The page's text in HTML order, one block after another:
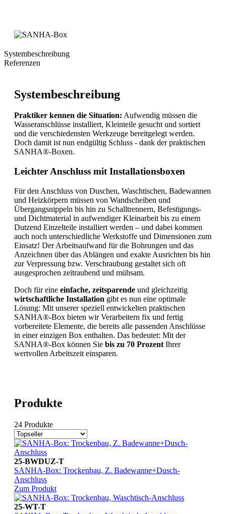
Systembeschreibung
Referenzen
Systembeschreibung
Praktiker kennen die Situation: Aufwendig müssen die
Wasseranschlüsse installiert, Kleinteile gesucht und sortiert
und die verschiedensten Werkzeuge bereitgelegt werden.
Doch damit ist nun endgültig Schluss - dank der praktischen
SANHA®-Boxen.
Leichter Anschluss mit Installationsboxen
Für den Anschluss von Duschen, Waschtischen, Badewannen
und Heizkörpern müssen von Wandscheiben und
Übergangsnippeln bis hin zu Schalltrennern, Befestigungs-
und Dichtmaterial in aufwendiger Kleinarbeit bis zu einem
Dutzend Einzelteile installiert werden – und dabei kommen
auch noch unterschiedliche Werkstoffe und Dimensionen zum
Einsatz! Der Arbeitsaufwand für die Bohrungen und das
Anzeichnen über das Ablängen und exakte Ausrichten bis hin
zur Verpressung bzw. Verschraubung gestaltet sich oft
ausgesprochen zeitraubend und mühsam.
Doch für eine einfache, zeitsparende und gleichzeitig
wirtschaftliche Installation gibt es nun eine optimale
Lösung: Mit unserer speziell entwickelten praktischen
SANHA®-Box bieten wir Verarbeitern fix und fertig
vorbereitete Elemente, die bereits alle passenden Anschlüsse
in einer einzigen Box enthalten. Das bedeutet: Mit der
SANHA®-Box können Sie bis zu 70 Prozent Ihrer
wertvollen Arbeitszeit einsparen.
Produkte
24 Produkte
25-BWDUZ-T
SANHA-Box: Trockenbau, Z. Badewanne+Dusch-
Anschluss
Zum Produkt
25-WT-T